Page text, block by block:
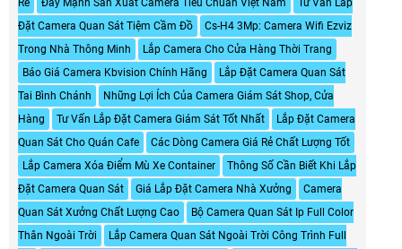
Đặt Camera Quan Sát Tiệm Cầm Đồ
Cs-H4 3Mp: Camera Wifi Ezviz
Trong Nhà Thông Minh
Lắp Camera Cho Cửa Hàng Thời Trang
Báo Giá Camera Kbvision Chính Hãng
Lắp Đặt Camera Quan Sát
Tai Bình Chánh
Những Lợi Ích Của Camera Giám Sát Shop, Cửa
Hàng
Tư Vấn Lắp Đặt Camera Giám Sát Tốt Nhất
Lắp Đặt Camera
Quan Sát Cho Quán Cafe
Các Dòng Camera Giá Rẻ Chất Lượng Tốt
Lắp Camera Xóa Điểm Mù Xe Container
Thông Số Cần Biết Khi Lắp
Đặt Camera Quan Sát
Giá Lắp Đặt Camera Nhà Xưởng
Camera
Quan Sát Xưởng Chất Lượng Cao
Bộ Camera Quan Sát Ip Full Color
Thân Ngoài Trời
Lắp Camera Quan Sát Ngoài Trời Công Trình Full